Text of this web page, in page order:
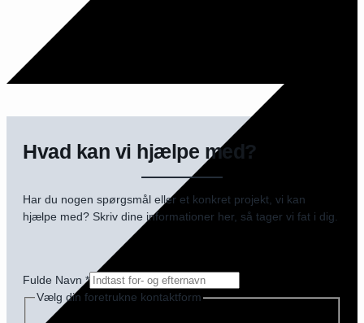
Hvad kan vi hjælpe med?
Har du nogen spørgsmål eller et konkret projekt, vi kan
hjælpe med? Skriv dine informationer her, så tager vi fat i dig.
Fulde Navn*
Vælg din foretrukne kontaktform